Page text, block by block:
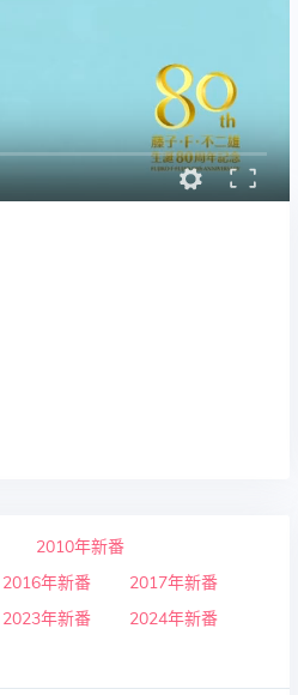
2010年新番
2016年新番
2017年新番
2023年新番
2024年新番